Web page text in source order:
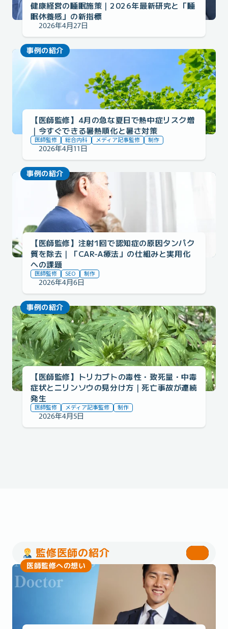
健康経営の睡眠施策｜2026年最新研究と「睡
眠休養感」の新指標
2026年4月27日
事例の紹介
【医師監修】4月の急な夏日で熱中症リスク増
｜今すぐできる暑熱順化と暑さ対策
医師監修 総合内科 メディア記事監修 制作
2026年4月11日
事例の紹介
【医師監修】注射1回で認知症の原因タンパク
質を除去｜「CAR-A療法」の仕組みと実用化
への課題
医師監修 SEO 制作
2026年4月6日
事例の紹介
【医師監修】トリカブトの毒性・致死量・中毒
症状とニリンソウの見分け方｜死亡事故が連続
発生
医師監修 メディア記事監修 制作
2026年4月5日
監修医師の紹介
医師監修への想い